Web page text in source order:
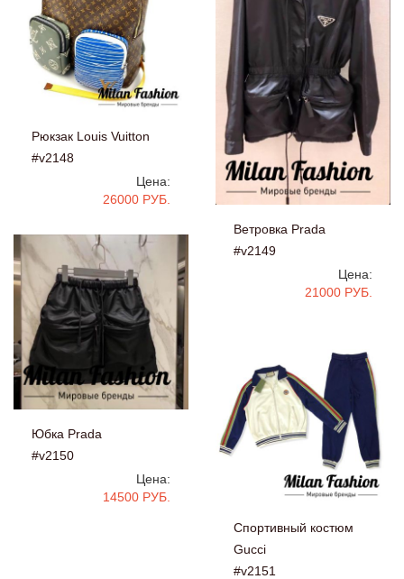
Рюкзак Louis Vuitton
#v2148
Цена:
26000 РУБ.
Ветровка Prada
#v2149
Цена:
21000 РУБ.
Юбка Prada
#v2150
Цена:
14500 РУБ.
Спортивный костюм
Gucci
#v2151